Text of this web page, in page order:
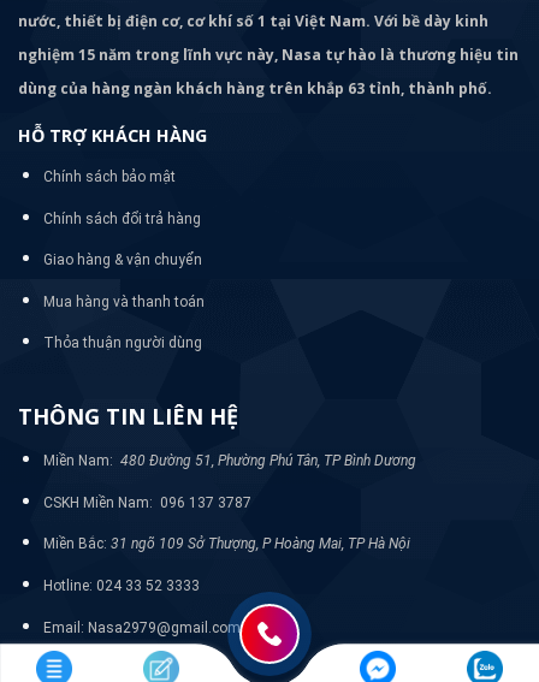
nước, thiết bị điện cơ, cơ khí số 1 tại Việt Nam. Với bề dày kinh
nghiệm 15 năm trong lĩnh vực này, Nasa tự hào là thương hiệu tin
dùng của hàng ngàn khách hàng trên khắp 63 tỉnh, thành phố.
HỖ TRỢ KHÁCH HÀNG
Chính sách bảo mật
Chính sách đổi trả hàng
Giao hàng & vận chuyển
Mua hàng và thanh toán
Thỏa thuận người dùng
THÔNG TIN LIÊN HỆ
Miền Nam: 480 Đường 51, Phường Phú Tân, TP Bình Dương
CSKH Miền Nam: 096 137 3787
Miền Bắc: 31 ngõ 109 Sở Thượng, P Hoàng Mai, TP Hà Nội
Hotline: 024 33 52 3333
Email: Nasa2979@gmail.com